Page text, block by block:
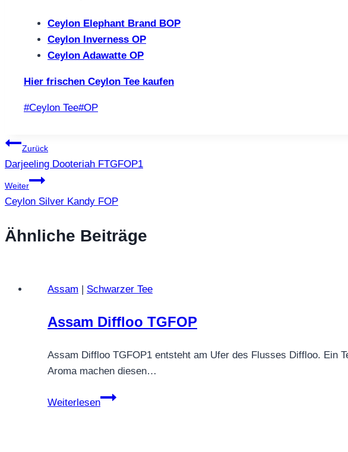
Ceylon Elephant Brand BOP
Ceylon Inverness OP
Ceylon Adawatte OP
Hier frischen Ceylon Tee kaufen
Schlagworte:
#Ceylon Tee#OP
Beitragsnavigation
Zurück
Darjeeling Dooteriah FTGFOP1
Weiter
Ceylon Silver Kandy FOP
Ähnliche Beiträge
Assam | Schwarzer Tee
Assam Diffloo TGFOP
Assam Diffloo TGFOP1 entsteht am Ufer des Flusses Diffloo. Ein
Aroma machen diesen…
Weiterlesen
Assam